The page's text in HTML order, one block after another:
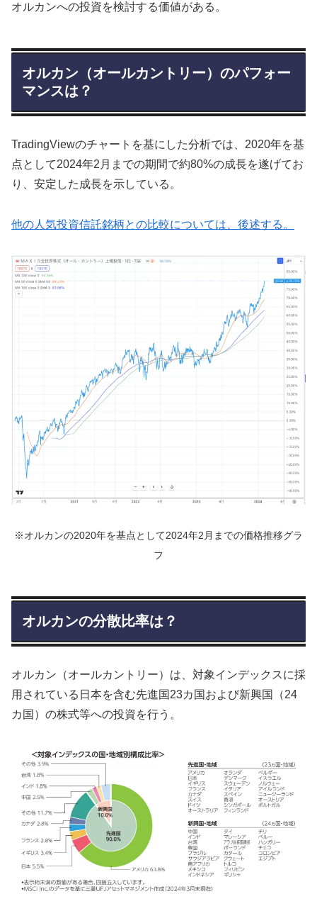
オルカンへの投資を検討する価値がある。
オルカン（オールカントリー）のパフォー
マンスは？
TradingViewのチャートを基にした分析では、2020年を基
点として2024年2月までの期間で約80%の成長を遂げてお
り、安定した成長を示している。
他の人気投資信託銘柄との比較については、後述する。
※オルカンの2020年を基点として2024年2月までの価格推移グラ
フ
オルカンの分散比率は？
オルカン（オールカントリー）は、対象インデックスに採
用されている日本を含む先進国23カ国および新興国（24
カ国）の株式等への投資を行う。